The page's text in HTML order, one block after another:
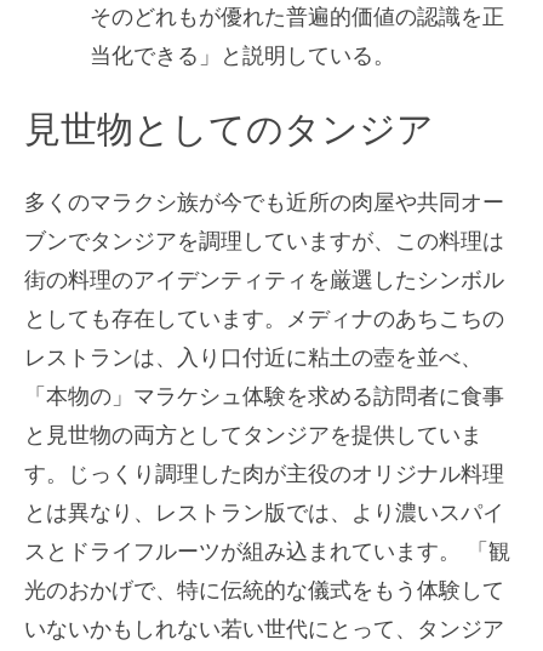
そのどれもが優れた普遍的価値の認識を正
当化できる」と説明している。
見世物としてのタンジア
多くのマラクシ族が今でも近所の肉屋や共同オー
ブンでタンジアを調理していますが、この料理は
街の料理のアイデンティティを厳選したシンボル
としても存在しています。メディナのあちこちの
レストランは、入り口付近に粘土の壺を並べ、
「本物の」マラケシュ体験を求める訪問者に食事
と見世物の両方としてタンジアを提供していま
す。じっくり調理した肉が主役のオリジナル料理
とは異なり、レストラン版では、より濃いスパイ
スとドライフルーツが組み込まれています。 「観
光のおかげで、特に伝統的な儀式をもう体験して
いないかもしれない若い世代にとって、タンジア